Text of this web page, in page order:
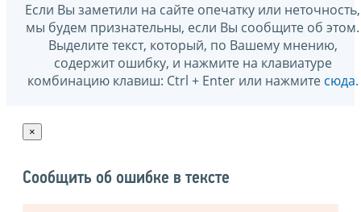
Если Вы заметили на сайте опечатку или неточность,
мы будем признательны, если Вы сообщите об этом.
Выделите текст, который, по Вашему мнению,
содержит ошибку, и нажмите на клавиатуре
комбинацию клавиш: Ctrl + Enter или нажмите сюда.
×
Сообщить об ошибке в тексте